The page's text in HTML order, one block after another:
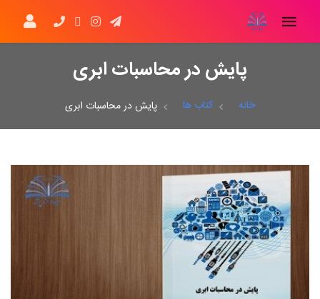
پایش در محاسبات ابری
خانه کتاب ها پایش در محاسبات ابری